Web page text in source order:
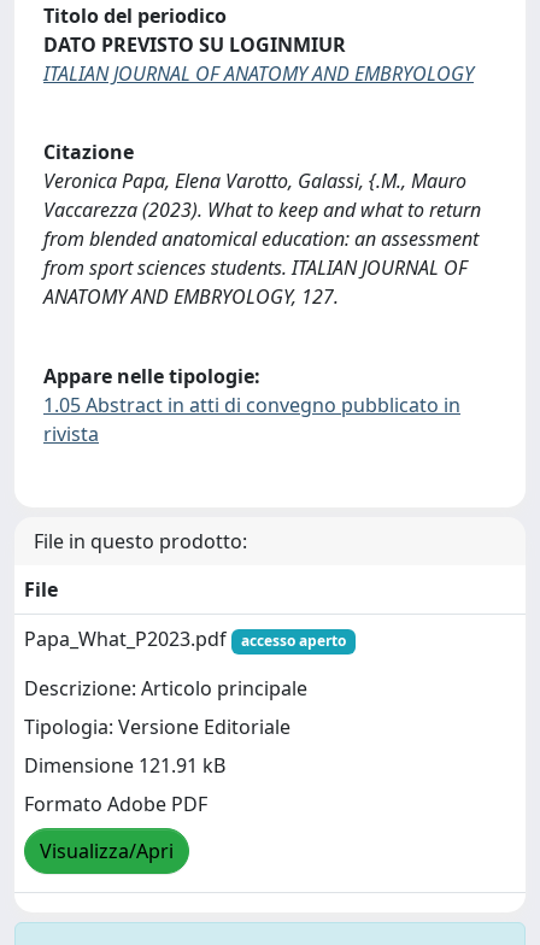
Titolo del periodico
DATO PREVISTO SU LOGINMIUR
ITALIAN JOURNAL OF ANATOMY AND EMBRYOLOGY
Citazione
Veronica Papa, Elena Varotto, Galassi, {.M., Mauro
Vaccarezza (2023). What to keep and what to return
from blended anatomical education: an assessment
from sport sciences students. ITALIAN JOURNAL OF
ANATOMY AND EMBRYOLOGY, 127.
Appare nelle tipologie:
1.05 Abstract in atti di convegno pubblicato in
rivista
File in questo prodotto:
File
Papa_What_P2023.pdf
accesso aperto
Descrizione: Articolo principale
Tipologia: Versione Editoriale
Dimensione 121.91 kB
Formato Adobe PDF
Visualizza/Apri